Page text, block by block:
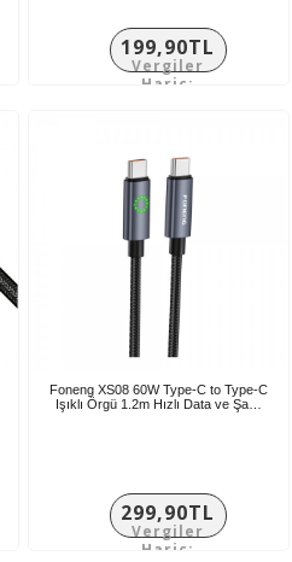
199,90TL
Vergiler
Hariç:
Foneng XS08 60W Type-C to Type-C
Işıklı Örgü 1.2m Hızlı Data ve Şa…
299,90TL
Vergiler
Hariç: